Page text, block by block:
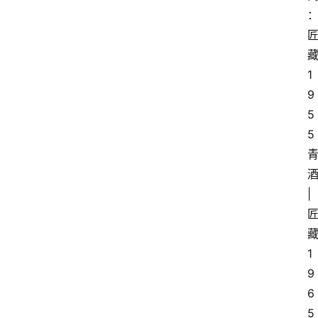
：
匠
藏
1
9
5
5
青
酒
匠
藏
1
9
6
5